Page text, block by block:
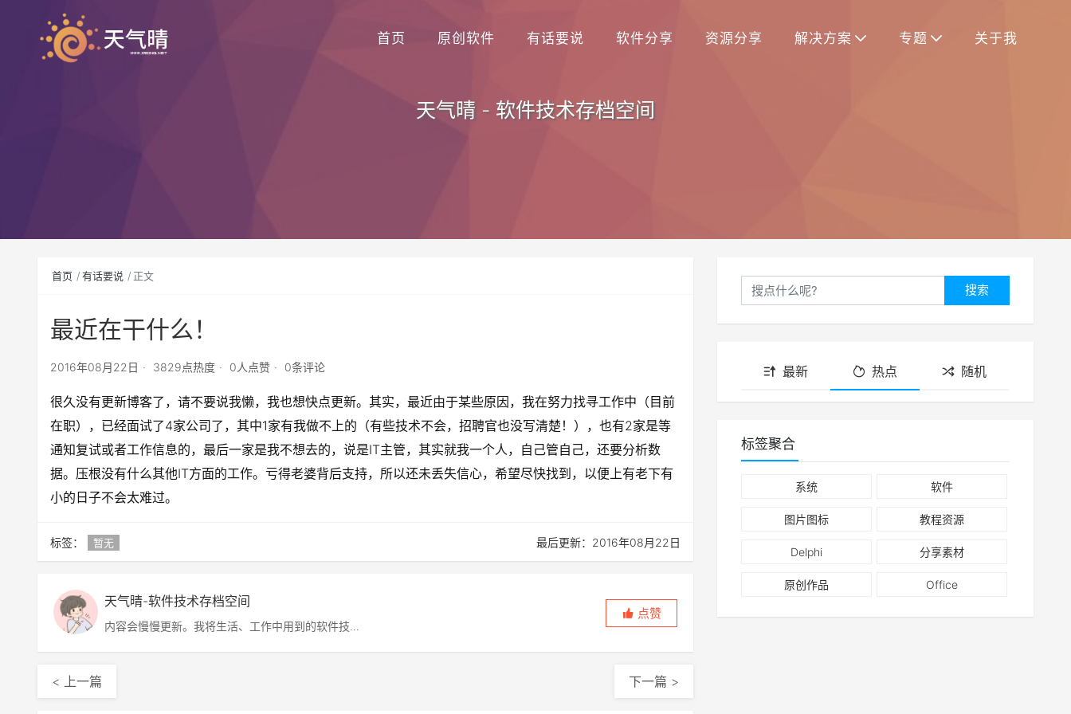
首页 原创软件 有话要说 软件分享 资源分享 解决方案 专题 关于我
天气晴 - 软件技术存档空间
首页 有话要说 正文
最近在干什么！
2016年08月22日 3829点热度 0人点赞 0条评论
很久没有更新博客了，请不要说我懒，我也想快点更新。其实，最近由于某些原因，我在努力找寻工作中（目前
在职），已经面试了4家公司了，其中1家有我做不上的（有些技术不会，招聘官也没写清楚！），也有2家是等
通知复试或者工作信息的，最后一家是我不想去的，说是IT主管，其实就我一个人，自己管自己，还要分析数
据。压根没有什么其他IT方面的工作。亏得老婆背后支持，所以还未丢失信心，希望尽快找到，以便上有老下有
小的日子不会太难过。
标签： 暂无 最后更新：2016年08月22日
天气晴-软件技术存档空间
内容会慢慢更新。我将生活、工作中用到的软件技
点赞
< 上一篇 下一篇 >
搜索
最新 热点 随机
标签聚合
系统 软件
图片图标 教程资源
Delphi 分享素材
原创作品 Office